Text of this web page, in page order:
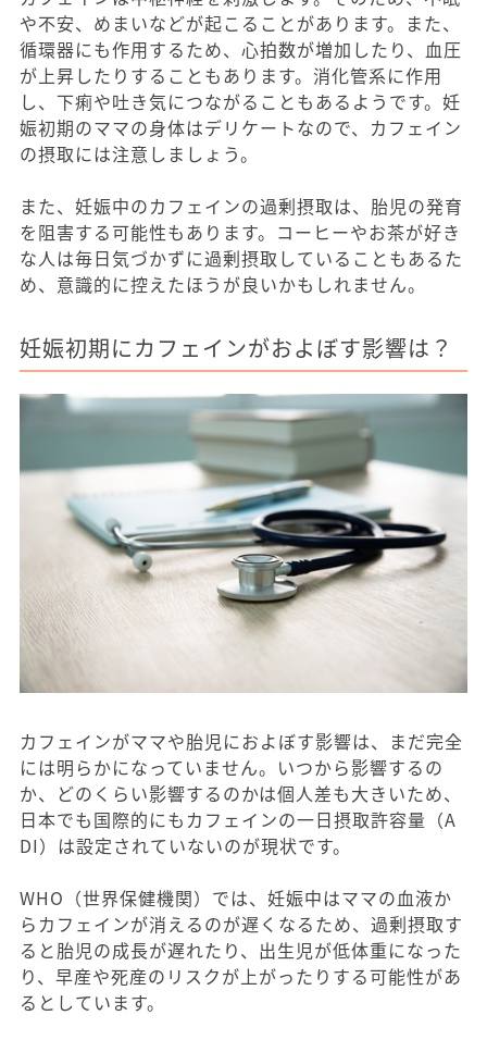
や不安、めまいなどが起こることがあります。また、
循環器にも作用するため、心拍数が増加したり、血圧
が上昇したりすることもあります。消化管系に作用
し、下痢や吐き気につながることもあるようです。妊
娠初期のママの身体はデリケートなので、カフェイン
の摂取には注意しましょう。
また、妊娠中のカフェインの過剰摂取は、胎児の発育
を阻害する可能性もあります。コーヒーやお茶が好き
な人は毎日気づかずに過剰摂取していることもあるた
め、意識的に控えたほうが良いかもしれません。
妊娠初期にカフェインがおよぼす影響は？
カフェインがママや胎児におよぼす影響は、まだ完全
には明らかになっていません。いつから影響するの
か、どのくらい影響するのかは個人差も大きいため、
日本でも国際的にもカフェインの一日摂取許容量（A
DI）は設定されていないのが現状です。
WHO（世界保健機関）では、妊娠中はママの血液か
らカフェインが消えるのが遅くなるため、過剰摂取す
ると胎児の成長が遅れたり、出生児が低体重になった
り、早産や死産のリスクが上がったりする可能性があ
るとしています。